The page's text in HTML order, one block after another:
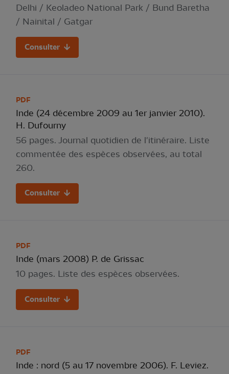
Delhi / Keoladeo National Park / Bund Baretha
/ Nainital / Gatgar
Consulter
PDF
Inde (24 décembre 2009 au 1er janvier 2010).
H. Dufourny
56 pages. Journal quotidien de l'itinéraire. Liste
commentée des espèces observées, au total
260.
Consulter
PDF
Inde (mars 2008) P. de Grissac
10 pages. Liste des espèces observées.
Consulter
PDF
Inde : nord (5 au 17 novembre 2006). F. Leviez.